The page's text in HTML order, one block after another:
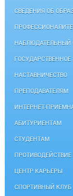
СВЕДЕНИЯ ОБ
НАБЛЮДАТЕЛЬНЫЙ
НАСТАВНИЧЕСТВО
ПРЕПОДАВАТЕЛЯМ
ИНТЕРНЕТ-
АБИТУРИЕНТАМ
СТУДЕНТАМ
ЦЕНТР КАРЬЕРЫ
СПОРТИВНЫЙ КЛУБ